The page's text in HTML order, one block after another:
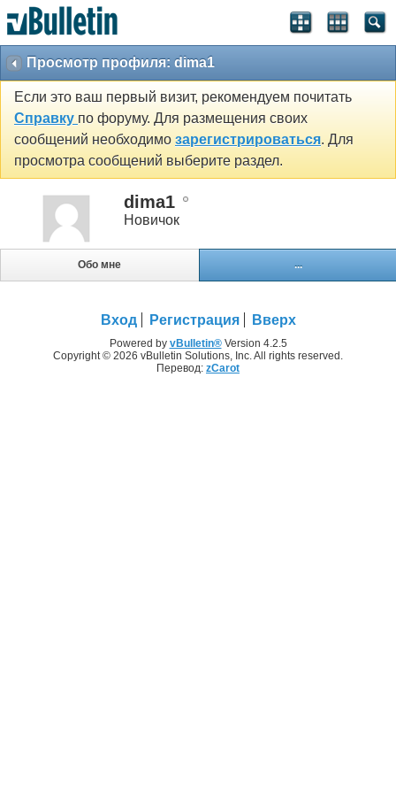
Просмотр профиля: dima1
Если это ваш первый визит, рекомендуем почитать
Справку по форуму. Для размещения своих
сообщений необходимо зарегистрироваться. Для
просмотра сообщений выберите раздел.
dima1
Новичок
Обо мне ...
Вход Регистрация Вверх
Powered by vBulletin®Version 4.2.5
Copyright © 2026 vBulletin Solutions, Inc. All rights reserved.
Перевод: zCarot